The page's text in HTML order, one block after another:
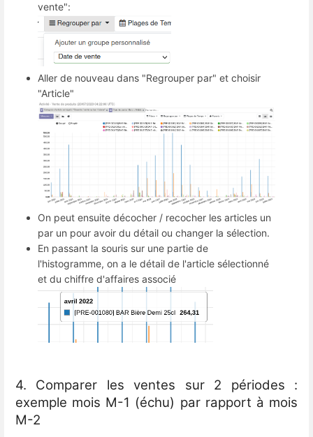
vente":
Aller de nouveau dans "Regrouper par" et choisir
"Article"
On peut ensuite décocher / recocher les articles un
par un pour avoir du détail ou changer la sélection.
En passant la souris sur une partie de
l'histogramme, on a le détail de l'article sélectionné
et du chiffre d'affaires associé
4. Comparer les ventes sur 2 périodes :
exemple mois M-1 (échu) par rapport à mois
M-2